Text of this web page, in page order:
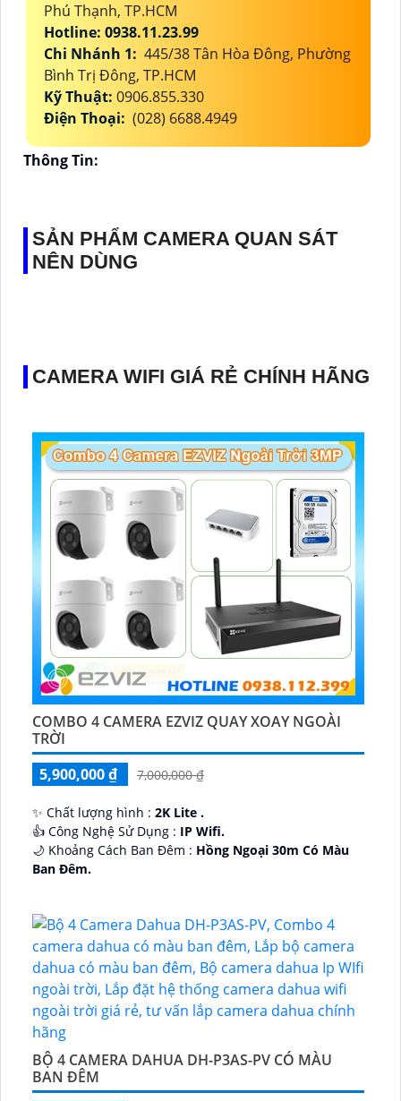
Phú Thạnh, TP.HCM
Hotline: 0938.11.23.99
Chi Nhánh 1: 445/38 Tân Hòa Đông, Phường
Bình Trị Đông, TP.HCM
Kỹ Thuật: 0906.855.330
Điện Thoại: (028) 6688.4949
Thông Tin:
SẢN PHẨM CAMERA QUAN SÁT
NÊN DÙNG
CAMERA WIFI GIÁ RẺ CHÍNH HÃNG
COMBO 4 CAMERA EZVIZ QUAY XOAY NGOÀI
TRỜI
5,900,000 ₫
7,000,000 ₫
✨ Chất lượng hình : 2K Lite .
👍 Công Nghệ Sử Dụng : IP Wifi.
🌙 Khoảng Cách Ban Đêm : Hồng Ngoại 30m Có Màu
Ban Ðêm.
BỘ 4 CAMERA DAHUA DH-P3AS-PV CÓ MÀU
BAN ĐÊM